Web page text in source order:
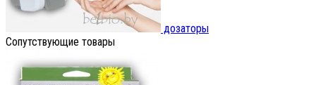
дозаторы
Сопутствующие товары